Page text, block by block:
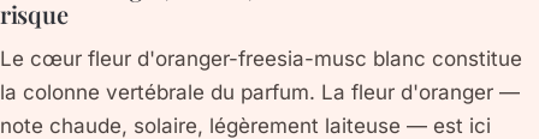
risque
Le cœur fleur d'oranger-freesia-musc blanc constitue
la colonne vertébrale du parfum. La fleur d'oranger —
note chaude, solaire, légèrement laiteuse — est ici